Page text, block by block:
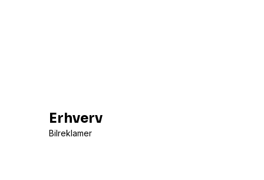
Erhverv
Bilreklamer